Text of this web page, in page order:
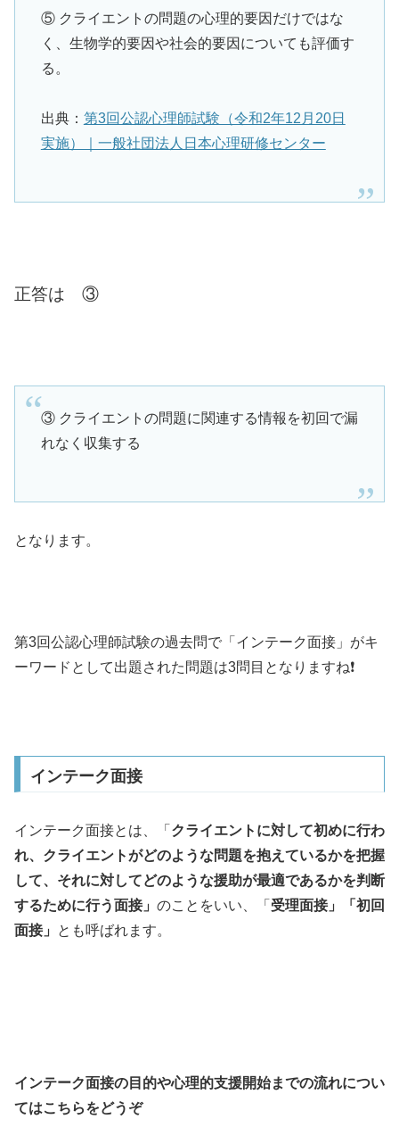
⑤ クライエントの問題の心理的要因だけではな
く、生物学的要因や社会的要因についても評価す
る。
出典： 第3回公認心理師試験（令和2年12月20日
実施）｜一般社団法人日本心理研修センター
正答は ③
③ クライエントの問題に関連する情報を初回で漏
れなく収集する
となります。
第3回公認心理師試験の過去問で「インテーク面接」がキ
ーワードとして出題された問題は3問目となりますね❗️
インテーク面接
インテーク面接とは、「 クライエントに対して初めに行わ
れ、クライエントがどのような問題を抱えているかを把握
して、それに対してどのような援助が最適であるかを判断
するために行う面接」 のことをいい、「 受理面接」「初回
面接」
とも呼ばれます。
インテーク面接の目的や心理的支援開始までの流れについ
てはこちらをどうぞ